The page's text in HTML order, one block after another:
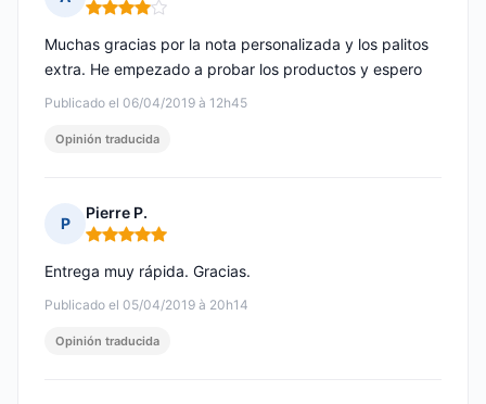
Nota: 4 de 5
Publicado el 06/04/2019 à 12h45
Muchas gracias por la nota personalizada y los palitos
extra. He empezado a probar los productos y espero
Opinión traducida
P
Pierre P.
Nota: 5 de 5
Publicado el 05/04/2019 à 20h14
Entrega muy rápida. Gracias.
Opinión traducida